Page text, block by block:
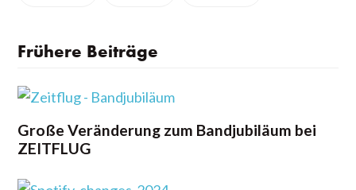
Frühere Beiträge
Große Veränderung zum Bandjubiläum bei
ZEITFLUG